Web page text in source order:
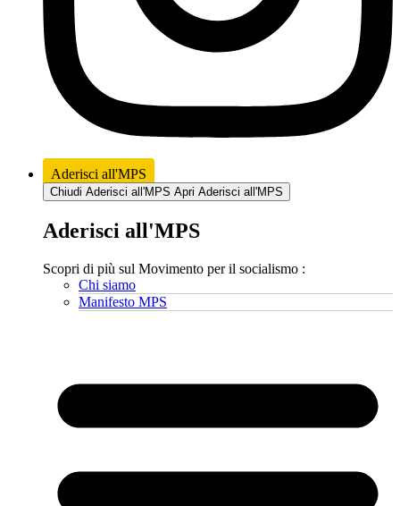
Aderisci all'MPS
Chiudi Aderisci all'MPS Apri Aderisci all'MPS
Aderisci all'MPS
Scopri di più sul Movimento per il socialismo :
Chi siamo
Manifesto MPS